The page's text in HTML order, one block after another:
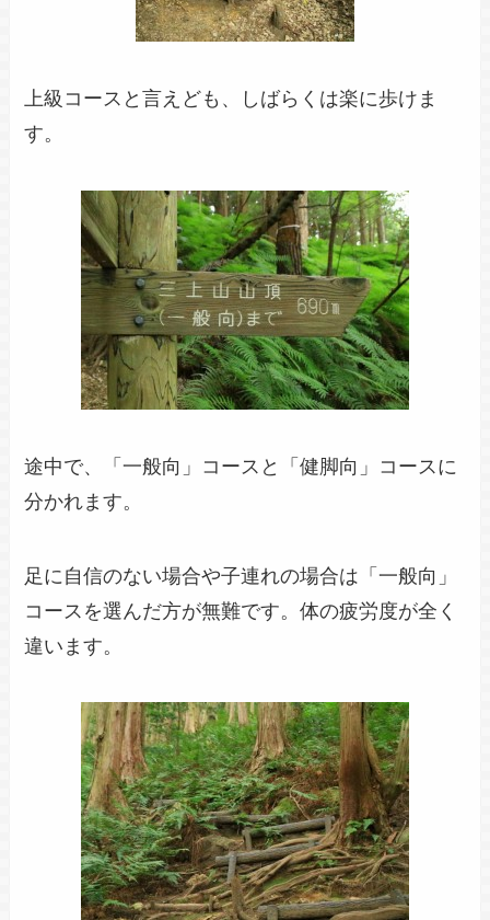
上級コースと言えども、しばらくは楽に歩けま
す。
途中で、「一般向」コースと「健脚向」コースに
分かれます。
足に自信のない場合や子連れの場合は「一般向」
コースを選んだ方が無難です。体の疲労度が全く
違います。